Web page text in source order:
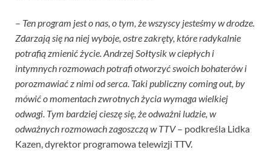
– Ten program jest o nas, o tym, że wszyscy jesteśmy w drodze.
Zdarzają się na niej wyboje, ostre zakręty, które radykalnie
potrafią zmienić życie. Andrzej Sołtysik w ciepłych i
intymnych rozmowach potrafi otworzyć swoich bohaterów i
porozmawiać z nimi od serca. Taki publiczny coming out, by
mówić o momentach zwrotnych życia wymaga wielkiej
odwagi. Tym bardziej cieszę się, że odważni ludzie, w
odważnych rozmowach zagoszczą w TTV– podkreśla Lidka
Kazen, dyrektor programowa telewizji TTV.